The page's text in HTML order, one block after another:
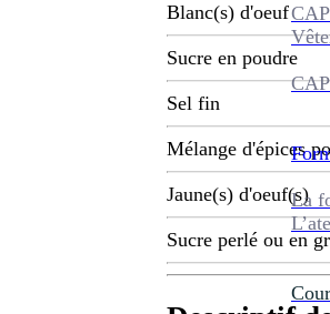
La
Blanc(s) d'oeuf
Sucre en poudre
Sel fin
Mélange d'épices
Jaune(s) d'oeuf(s)
Sucre perlé ou en